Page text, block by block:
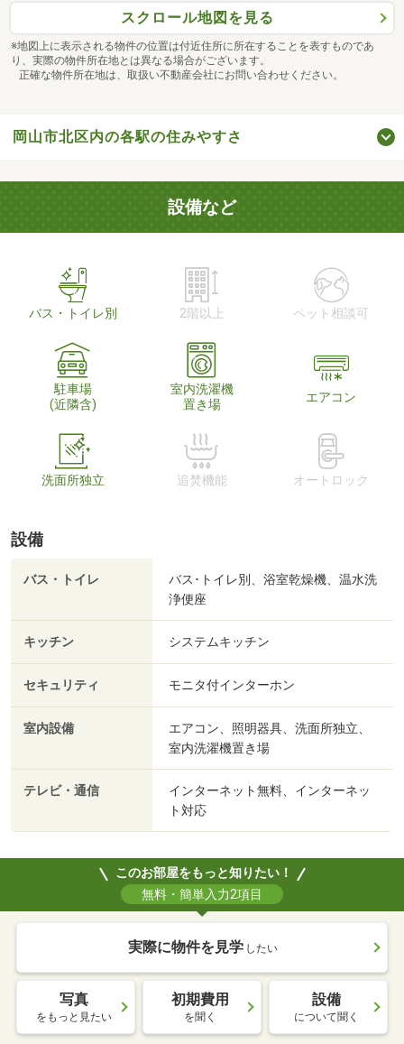
スクロール地図を見る
※地図上に表示される物件の位置は付近住所に所在することを表すものであ
り、実際の物件所在地とは異なる場合がございます。
正確な物件所在地は、取扱い不動産会社にお問い合わせください。
岡山市北区内の各駅の住みやすさ
設備など
バス・トイレ別 2階以上 ペット相談可
駐車場
(近隣含)
室内洗濯機
置き場
エアコン
洗面所独立 追焚機能 オートロック
設備
バス・トイレ
バス･トイレ別、浴室乾燥機、温水洗
浄便座
キッチン システムキッチン
セキュリティ モニタ付インターホン
室内設備
エアコン、照明器具、洗面所独立、
室内洗濯機置き場
テレビ・通信
インターネット無料、インターネッ
ト対応
このお部屋をもっと知りたい！
無料・簡単入力2項目
実際に物件を見学 したい
写真
をもっと見たい
初期費用
を聞く
設備
について聞く